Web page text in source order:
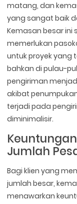
matang, dan
yang sangat baik
Kemasan besar ini
memerlukan
untuk proyek yang
bahkan di pulau-
pengiriman
akibat
terjadi pada
diminimalisir.
Jumlah
Bagi klien yang
jumlah besar,
menawarkan